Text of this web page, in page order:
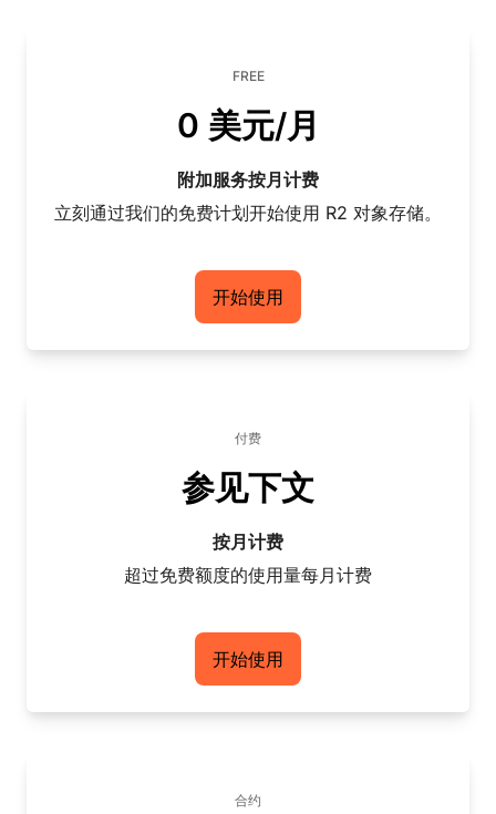
FREE
0 美元/月
附加服务按月计费
立刻通过我们的免费计划开始使用 R2 对象存储。
开始使用
付费
参见下文
按月计费
超过免费额度的使用量每月计费
开始使用
合约